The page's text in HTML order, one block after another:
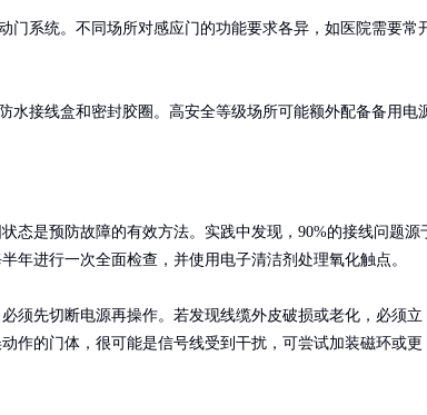
门系统。不同场所对感应门的功能要求各异，如医院需要常
水接线盒和密封胶圈。高安全等级场所可能额外配备备用电
态是预防故障的有效方法。实践中发现，90%的接线问题源
年进行一次全面检查，并使用电子清洁剂处理氧化触点。
须先切断电源再操作。若发现线缆外皮破损或老化，必须立
作的门体，很可能是信号线受到干扰，可尝试加装磁环或更